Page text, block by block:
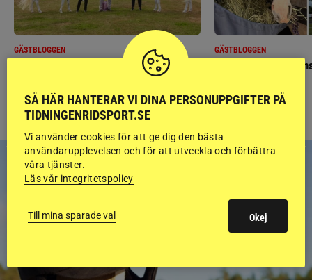
GÄSTBLOGGEN
Finaldag med jubileumsutställning
GÄSTBLOGGEN
Så gick det på
SÅ HÄR HANTERAR VI DINA PERSONUPPGIFTER PÅ
TIDNINGENRIDSPORT.SE
Vi använder cookies för att ge dig den bästa
användarupplevelsen och för att utveckla och förbättra
våra tjänster.
Läs vår integritetspolicy
Till mina sparade val Okej